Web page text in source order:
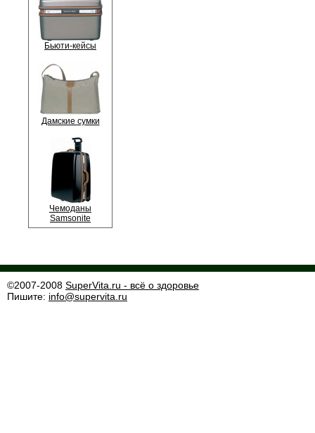
Бьюти-кейсы
Дамские сумки
Чемоданы
Samsonite
©2007-2008 SuperVita.ru - всё о здоровье
Пишите: info@supervita.ru